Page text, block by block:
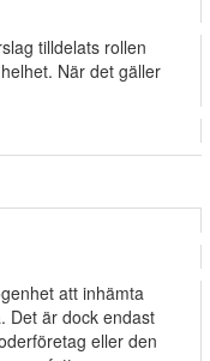
tilldelats rollen
När det gäller
att inhämta
Det är dock endast
eller den